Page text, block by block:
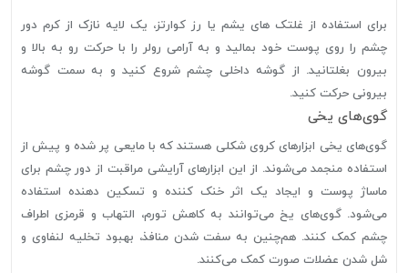
برای استفاده از غلتک های یشم یا رز کوارتز، یک لایه نازک از کرم دور
چشم را روی پوست خود بمالید و به آرامی رولر را با حرکت رو به بالا و
بیرون بغلتانید. از گوشه داخلی چشم شروع کنید و به سمت گوشه
بیرونی حرکت کنید.
گوی‌های یخی
گوی‌های یخی ابزارهای کروی شکلی هستند که با مایعی پر شده و پیش از
استفاده منجمد می‌شوند. از این ابزارهای آرایشی مراقبت از دور چشم برای
ماساژ پوست و ایجاد یک اثر خنک کننده و تسکین دهنده استفاده
می‌شود. گوی‌های یخ می‌توانند به کاهش تورم، التهاب و قرمزی اطراف
چشم کمک کنند. هم‌چنین به سفت شدن منافذ، بهبود تخلیه لنفاوی و
شل شدن عضلات صورت کمک می‌کنند.